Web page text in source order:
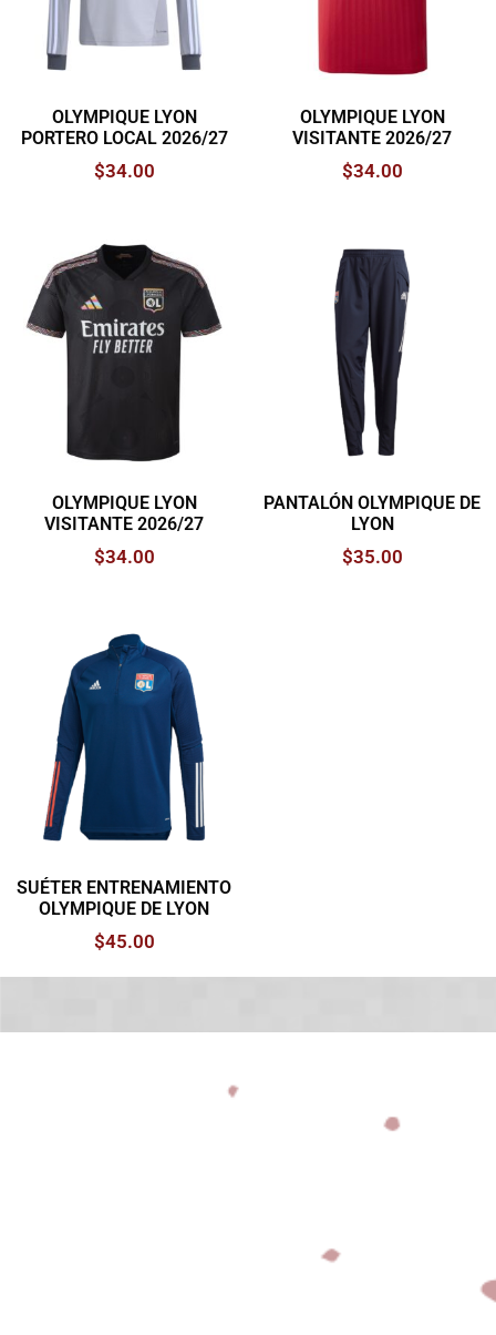
OLYMPIQUE LYON
PORTERO LOCAL 2026/27
$34.00
OLYMPIQUE LYON
VISITANTE 2026/27
$34.00
OLYMPIQUE LYON
VISITANTE 2026/27
$34.00
PANTALÓN OLYMPIQUE DE
LYON
$35.00
SUÉTER ENTRENAMIENTO
OLYMPIQUE DE LYON
$45.00